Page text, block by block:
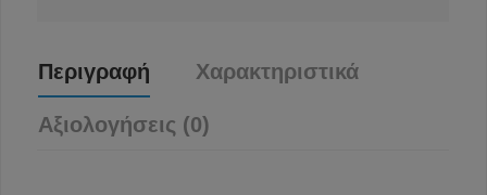
Περιγραφή Χαρακτηριστικά
Αξιολογήσεις (0)